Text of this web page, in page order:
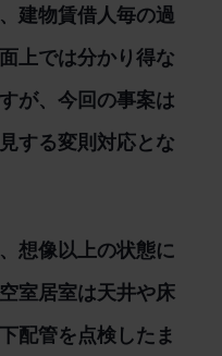
建物賃借人毎の過
上では分かり得な
が、今回の事案は
する変則対応とな
想像以上の状態に
室居室は天井や床
配管を点検したま